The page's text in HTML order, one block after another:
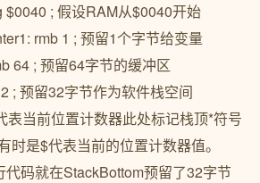
$0040 ; 假设RAM从$0040开始
rmb 1 ; 预留1个字节给变量
64 ; 预留64字节的缓冲区
; 预留32字节作为软件栈空间
表当前位置计数器此处标记栈顶*符号
时是$代表当前的位置计数器值。
代码就在StackBottom预留了32字节